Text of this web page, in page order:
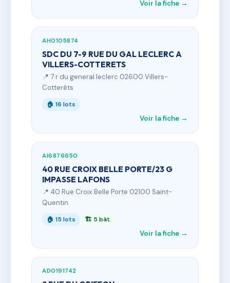
Voir la fiche →
AH0105874
SDC DU 7-9 RUE DU GAL LECLERC A
VILLERS-COTTERETS
📍 7 r du general leclerc 02600 Villers-
Cotterêts
🏠 16 lots
Voir la fiche →
AI6876650
40 RUE CROIX BELLE PORTE/23 G
IMPASSE LAFONS
📍 40 Rue Croix Belle Porte 02100 Saint-
Quentin
🏠 15 lots 🏗 5 bât.
Voir la fiche →
AD0191742